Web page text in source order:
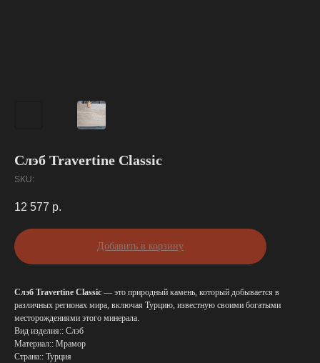
Слэб Travertine Classic
SKU:
12 577 р.
Добавить в корзину
Слэб Travertine Classic — это природный камень, который добывается в
различных регионах мира, включая Турцию, известную своими богатыми
месторождениями этого минерала.
Вид изделия:: Слэб
Материал:: Мрамор
Страна:: Турция